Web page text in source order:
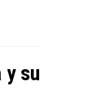
y su